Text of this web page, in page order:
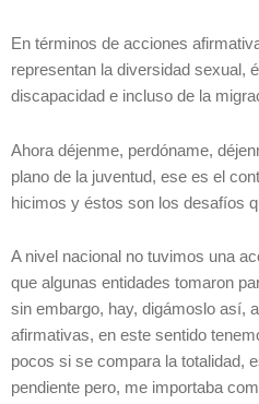
En términos de acciones
representan la diversidad sexual,
discapacidad e incluso de la
Ahora déjenme, perdóname,
plano de la juventud, ese es el
hicimos y éstos son los desafíos
A nivel nacional no tuvimos una
que algunas entidades tomaron
sin embargo, hay, digámoslo así,
afirmativas, en este sentido
pocos si se compara la totalidad,
pendiente pero, me importaba